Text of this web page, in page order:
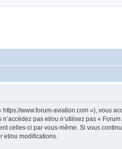
www.forum-aviation.com »), vous
pas et/ou n’utilisez pas «
celles-ci par vous-même. Si vous
et/ou modifications.